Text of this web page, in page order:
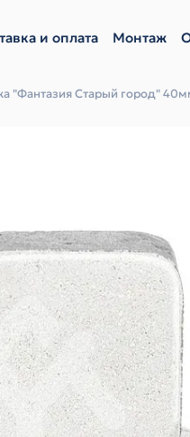
и оплата Монтаж
"Фантазия Старый город"